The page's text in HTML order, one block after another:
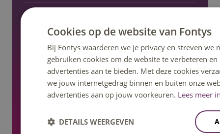
Nieuws en pers
Regelingen, statuten en reglementen
Cookies op de website van Fontys
Bij Fontys waarderen we je privacy en streven we
gebruiken cookies om de website te verbeteren
advertenties aan te bieden. Met deze cookies
we jouw internetgedrag binnen en buiten onze
advertenties aan op jouw voorkeuren. Lees meer
DETAILS WEERGEVEN